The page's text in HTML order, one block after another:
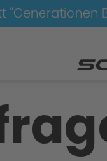
"Generationen